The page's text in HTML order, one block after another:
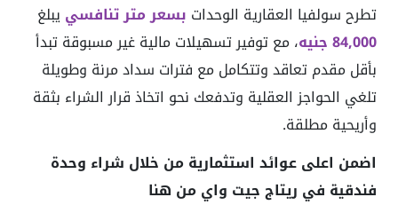
تطرح سولفيا العقارية الوحدات بسعر متر تنافسييبلغ
84,000 جنيه
، مع توفير تسهيلات مالية غير مسبوقة تبدأ
بأقل مقدم تعاقد وتتكامل مع فترات سداد مرنة وطويلة
تلغي الحواجز العقلية وتدفعك نحو اتخاذ قرار الشراء بثقة
وأريحية مطلقة.
اضمن اعلى عوائد استثمارية من خلال شراء وحدة
فندقية في ريتاج جيت واي من هنا